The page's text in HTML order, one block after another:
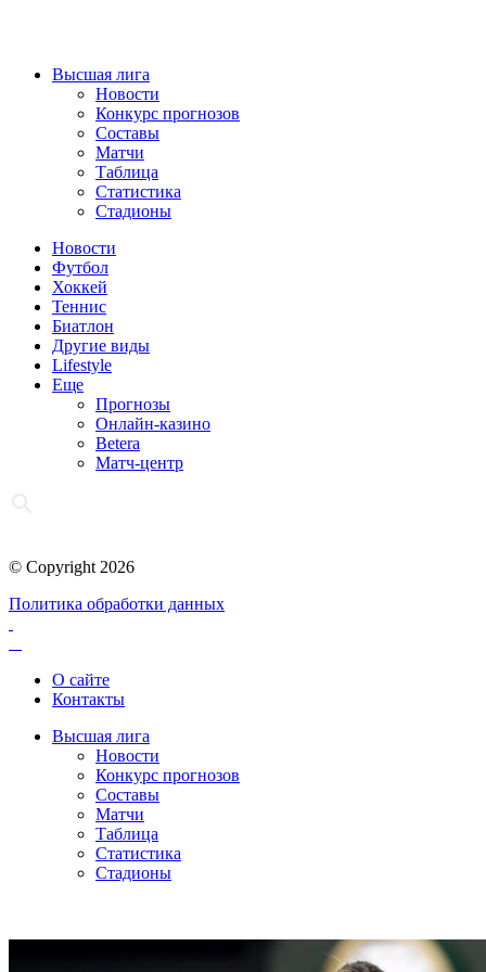
Высшая лига
Новости
Конкурс прогнозов
Составы
Матчи
Таблица
Статистика
Стадионы
Новости
Футбол
Хоккей
Теннис
Биатлон
Другие виды
Lifestyle
Еще
Прогнозы
Онлайн-казино
Betera
Матч-центр
© Copyright 2026
Политика обработки данных
О сайте
Контакты
Высшая лига
Новости
Конкурс прогнозов
Составы
Матчи
Таблица
Статистика
Стадионы